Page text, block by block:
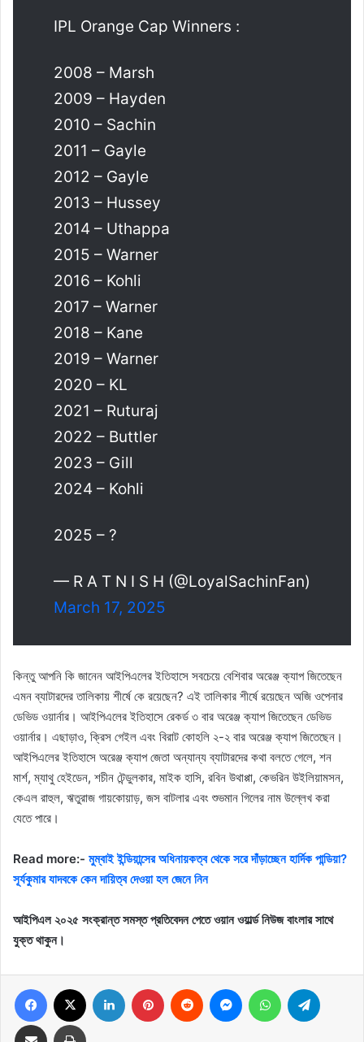
IPL Orange Cap Winners :
2008 – Marsh
2009 – Hayden
2010 – Sachin
2011 – Gayle
2012 – Gayle
2013 – Hussey
2014 – Uthappa
2015 – Warner
2016 – Kohli
2017 – Warner
2018 – Kane
2019 – Warner
2020 – KL
2021 – Ruturaj
2022 – Buttler
2023 – Gill
2024 – Kohli
2025 – ?
— R A T N I S H (@LoyalSachinFan)
March 17, 2025
কিন্তু আপনি কি জানেন আইপিএলের ইতিহাসে সবচেয়ে বেশিবার অরেঞ্জ ক্যাপ জিতেছেন
এমন ব্যাটারদের তালিকায় শীর্ষে কে রয়েছেন? এই তালিকার শীর্ষে রয়েছেন অজি ওপেনার
ডেভিড ওয়ার্নার। আইপিএলের ইতিহাসে রেকর্ড ৩ বার অরেঞ্জ ক্যাপ জিতেছেন ডেভিড
ওয়ার্নার। এছাড়াও, ক্রিস গেইল এবং বিরাট কোহলি ২-২ বার অরেঞ্জ ক্যাপ জিতেছেন।
আইপিএলের ইতিহাসে অরেঞ্জ ক্যাপ জেতা অন্যান্য ব্যাটারদের কথা বলতে গেলে, শন
মার্শ, ম্যাথু হেইডেন, শচীন টেন্ডুলকার, মাইক হাসি, রবিন উথাপ্পা, কেভরিন উইলিয়ামসন,
কেএল রাহুল, ঋতুরাজ গায়কোয়াড়, জস বাটলার এবং শুভমান গিলের নাম উল্লেখ করা
যেতে পারে।
Read more:- মুম্বাই ইন্ডিয়ান্সের অধিনায়কত্ব থেকে সরে দাঁড়াচ্ছেন হার্দিক পান্ডিয়া?
সূর্যকুমার যাদবকে কেন দায়িত্ব দেওয়া হল জেনে নিন
আইপিএল ২০২৫ সংক্রান্ত সমস্ত প্রতিবেদন পেতে ওয়ান ওয়ার্ল্ড নিউজ বাংলার সাথে
যুক্ত থাকুন।